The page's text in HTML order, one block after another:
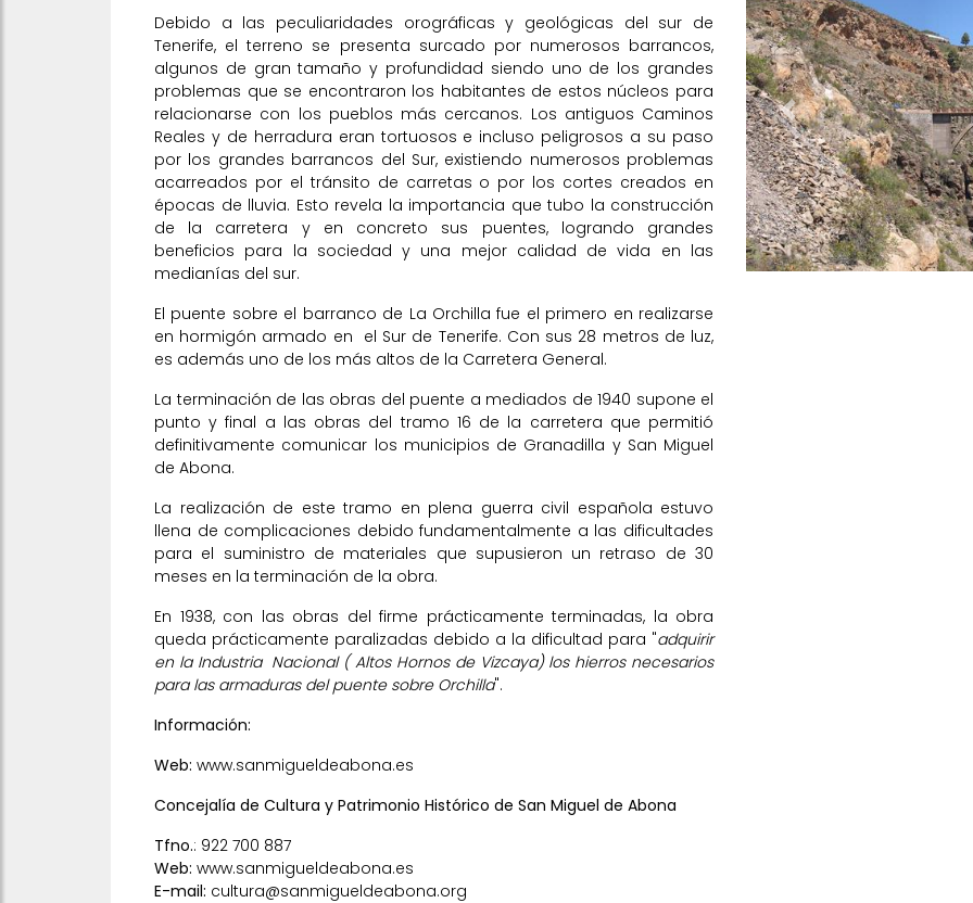
Debido a las peculiaridades orográficas y geológicas del sur de
Tenerife, el terreno se presenta surcado por numerosos barrancos,
algunos de gran tamaño y profundidad siendo uno de los grandes
problemas que se encontraron los habitantes de estos núcleos para
relacionarse con los pueblos más cercanos. Los antiguos Caminos
Reales y de herradura eran tortuosos e incluso peligrosos a su paso
por los grandes barrancos del Sur, existiendo numerosos problemas
acarreados por el tránsito de carretas o por los cortes creados en
épocas de lluvia. Esto revela la importancia que tubo la construcción
de la carretera y en concreto sus puentes, logrando grandes
beneficios para la sociedad y una mejor calidad de vida en las
medianías del sur.
El puente sobre el barranco de La Orchilla fue el primero en realizarse
en hormigón armado en el Sur de Tenerife. Con sus 28 metros de luz,
es además uno de los más altos de la Carretera General.
La terminación de las obras del puente a mediados de 1940 supone el
punto y final a las obras del tramo 16 de la carretera que permitió
definitivamente comunicar los municipios de Granadilla y San Miguel
de Abona.
La realización de este tramo en plena guerra civil española estuvo
llena de complicaciones debido fundamentalmente a las dificultades
para el suministro de materiales que supusieron un retraso de 30
meses en la terminación de la obra.
En 1938, con las obras del firme prácticamente terminadas, la obra
queda prácticamente paralizadas debido a la dificultad para "adquirir
en la Industria Nacional ( Altos Hornos de Vizcaya) los hierros necesarios
para las armaduras del puente sobre Orchilla".
Información:
Web: www.sanmigueldeabona.es
Concejalía de Cultura y Patrimonio Histórico de San Miguel de Abona
Tfno.: 922 700 887
Web: www.sanmigueldeabona.es
E-mail: cultura@sanmigueldeabona.org
Previous